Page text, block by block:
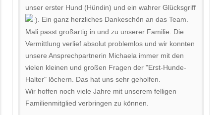
unser erster Hund (Hündin) und ein wahrer Glücksgriff
. Ein ganz herzliches Dankeschön an das Team.
Mali passt großartig in und zu unserer Familie. Die
Vermittlung verlief absolut problemlos und wir konnten
unsere Ansprechpartnerin Michaela immer mit den
vielen kleinen und großen Fragen der "Erst-Hunde-
Halter" löchern. Das hat uns sehr geholfen.
Wir hoffen noch viele Jahre mit unserem felligen
Familienmitglied verbringen zu können.